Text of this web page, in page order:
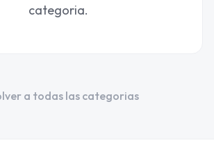
categoria.
a todas las categorias